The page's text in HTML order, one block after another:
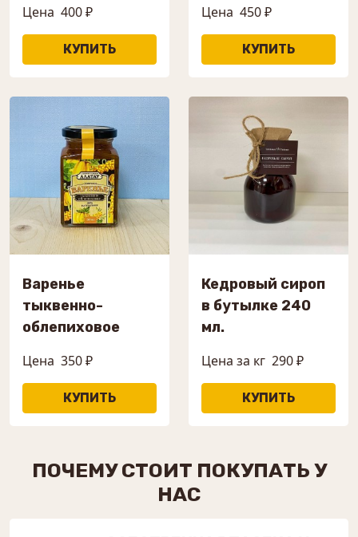
Цена 400 ₽
Цена 450 ₽
Варенье
тыквенно-
облепиховое
Цена 350 ₽
Кедровый сироп
в бутылке 240
мл.
Цена за кг 290 ₽
ПОЧЕМУ СТОИТ ПОКУПАТЬ У
НАС